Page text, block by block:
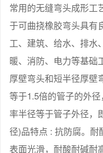
常用的无缝弯头成形工
于可曲挠橡胶弯头具有
工、建筑、给水、排水
暖、消防、电力等基础
厚壁弯头和短半径厚壁
等于1.5倍的管子的外
率半径等于管子外径，
径)品特点 : 抗防腐。耐
表面光滑，耐酸耐碱耐